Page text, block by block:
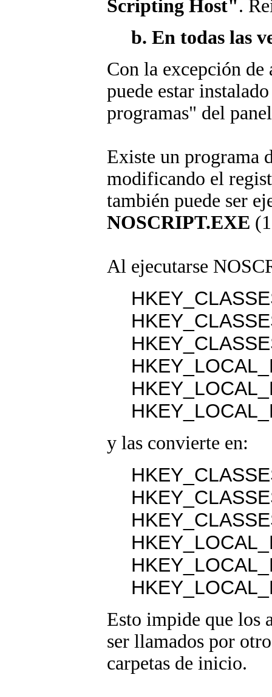
Scripting Host".
b. En todas las
Con la excepción
puede estar
programas" del
Existe un programa
modificando el
también puede ser
NOSCRIPT.EXE
Al ejecutarse
y las convierte en:
Esto impide que los
ser llamados por
carpetas de inicio.